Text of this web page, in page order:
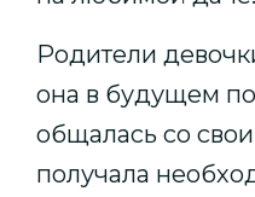
Родители
она в будущем
общалась со
получала